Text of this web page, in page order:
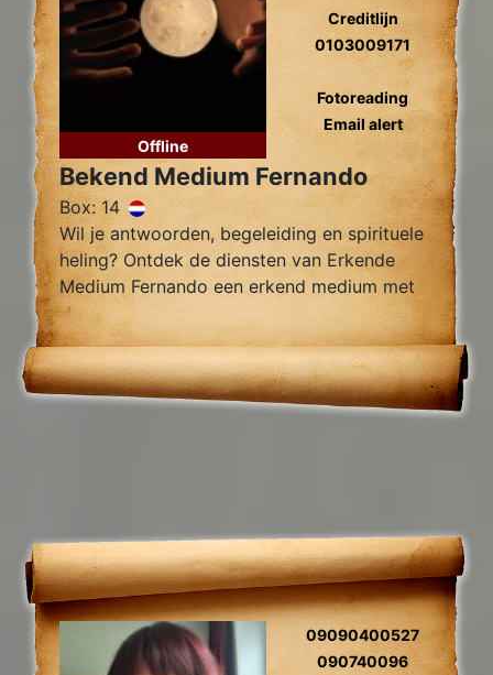
Offline
Creditlijn
0103009171
Fotoreading
Email alert
Bekend Medium Fernando
Box: 14
Wil je antwoorden, begeleiding en spirituele
heling? Ontdek de diensten van Erkende
Medium Fernando een erkend medium met
jarenlange ervaring, gespecialiseert jn
verwijderen van black magic en van
blokades.
09090400527
090740096